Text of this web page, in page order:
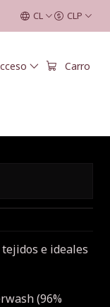
Carro
CL CLP
e ideales
(96%